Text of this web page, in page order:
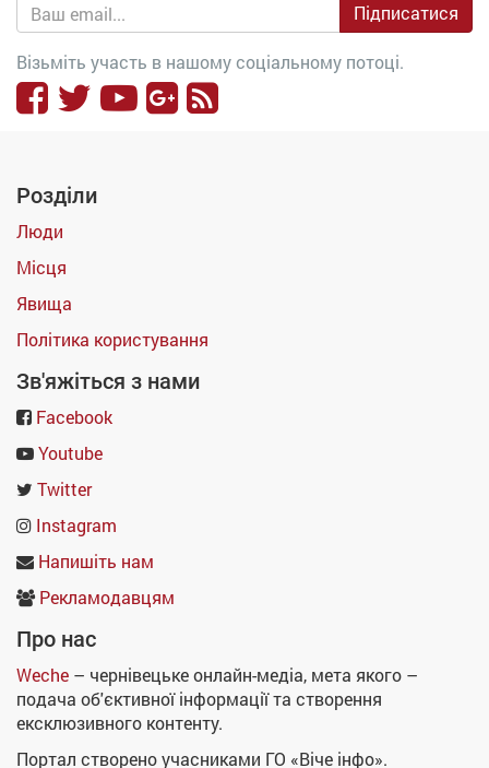
Підписатися
Візьміть участь в нашому соціальному потоці.
Розділи
Люди
Місця
Явища
Політика користування
Зв'яжіться з нами
Facebook
Youtube
Twitter
Instagram
Напишіть нам
Рекламодавцям
Про нас
Weche – чернівецьке онлайн-медіа, мета якого –
подача об'єктивної інформації та створення
ексклюзивного контенту.
Портал створено учасниками ГО «Віче інфо».